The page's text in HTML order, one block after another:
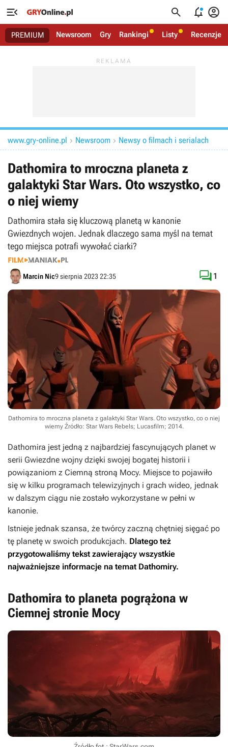
   
PREMIUM Newsroom Gry Rankingi Listy Recenzje
www.gry-online.pl  Newsroom  Newsy o filmach i serialach
Dathomira to mroczna planeta z
galaktyki Star Wars. Oto wszystko, co
o niej wiemy
Dathomira stała się kluczową planetą w kanonie
Gwiezdnych wojen. Jednak dlaczego sama myśl na temat
tego miejsca potrafi wywołać ciarki?
Marcin Nic9 sierpnia 2023 22:35  1
Dathomira to mroczna planeta z galaktyki Star Wars. Oto wszystko, co o niej
wiemy Źródło: Star Wars Rebels; Lucasfilm; 2014.
Dathomira jest jedną z najbardziej fascynujących planet w
serii Gwiezdne wojny dzięki swojej bogatej historii i
powiązaniom z Ciemną stroną Mocy. Miejsce to pojawiło
się w kilku programach telewizyjnych i grach wideo, jednak
w dalszym ciągu nie zostało wykorzystane w pełni w
kanonie.
Istnieje jednak szansa, że twórcy zaczną chętniej sięgać po
tę planetę w swoich produkcjach. Dlatego też
przygotowaliśmy tekst zawierający wszystkie
najważniejsze informacje na temat Dathomiry.
Dathomira to planeta pogrążona w
Ciemnej stronie Mocy